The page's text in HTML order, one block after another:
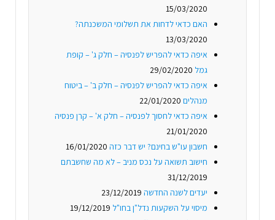
15/03/2020
האם כדאי לדחות את תשלומי המשכנתה?
13/03/2020
איפה כדאי להפריש לפנסיה – חלק ג' – קופת
גמל 29/02/2020
איפה כדאי להפריש לפנסיה – חלק ב' – ביטוח
מנהלים 22/01/2020
איפה כדאי לחסוך לפנסיה – חלק א' – קרן פנסיה
21/01/2020
חשבון עו"ש בחינם? יש דבר כזה 16/01/2020
חישוב תשואה על נכס מניב – לא מה שחשבתם
31/12/2019
יעדים לשנה החדשה 23/12/2019
מיסוי על השקעות נדל"ן בחו"ל 19/12/2019